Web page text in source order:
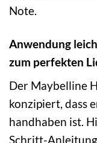
Note.
Anwendung
zum perfekten
Der Maybelline
konzipiert, dass
handhaben ist.
Schritt-